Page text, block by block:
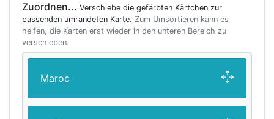
Zuordnen... Verschiebe die gefärbten Kärtchen zur
passenden umrandeten Karte. Zum Umsortieren kann es
helfen, die Karten erst wieder in den unteren Bereich zu
verschieben.
Maroc